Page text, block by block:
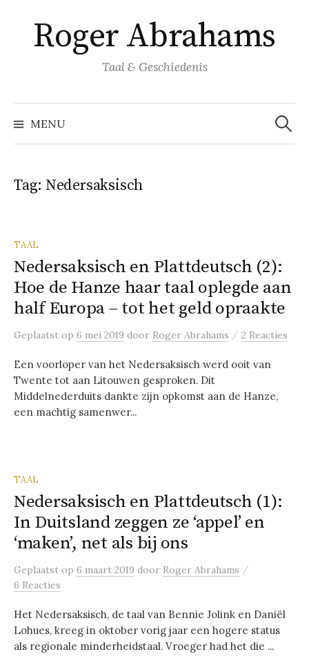
inhoud
springen
Roger Abrahams
Taal & Geschiedenis
MENU
Zoeken
naar:
Tag: Nedersaksisch
TAAL
Nedersaksisch en Plattdeutsch (2):
Hoe de Hanze haar taal oplegde aan
half Europa – tot het geld opraakte
Geplaatst op 6 mei 2019 door Roger Abrahams / 2 Reacties
Een voorloper van het Nedersaksisch werd ooit van
Twente tot aan Litouwen gesproken. Dit
Middelnederduits dankte zijn opkomst aan de Hanze,
een machtig samenwer...
TAAL
Nedersaksisch en Plattdeutsch (1):
In Duitsland zeggen ze ‘appel’ en
‘maken’, net als bij ons
Geplaatst op 6 maart 2019 door Roger Abrahams /
6 Reacties
Het Nedersaksisch, de taal van Bennie Jolink en Daniël
Lohues, kreeg in oktober vorig jaar een hogere status
als regionale minderheidstaal. Vroeger had het die ...